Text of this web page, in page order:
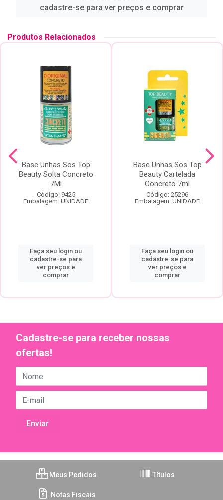
cadastre-se para ver preços e comprar
Produtos Relacionados
Base Unhas Sos Top
Beauty Solta Concreto
7Ml
Código: 9425
Embalagem: UNIDADE
Faça seu login ou
cadastre-se para
ver preços e
comprar
Base Unhas Sos Top
Beauty Cartelada
Concreto 7ml
Código: 25296
Embalagem: UNIDADE
Faça seu login ou
cadastre-se para
ver preços e
comprar
Cadastre-se para receber nossas
ofertas!
Meus Pedidos Títulos
Notas Fiscais